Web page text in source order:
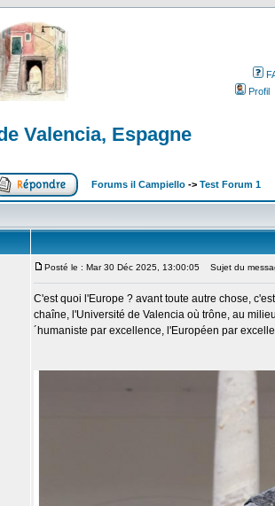
Profil
Valencia, Espagne
Forums il Campiello -> Test Forum 1
Posté le : Mar 30 Déc 2025, 13:00:05 Sujet du
C'est quoi l'Europe ? avant toute autre chose,
chaîne, l'Université de Valencia où trône, au
´humaniste par excellence, l'Européen par